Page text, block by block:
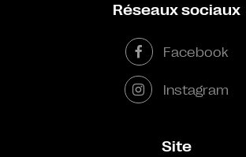
Réseaux sociaux
Facebook
Instagram
Site